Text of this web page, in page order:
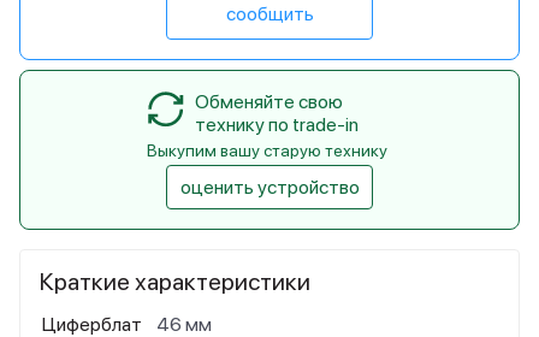
Краткие характеристики
Циферблат
46 мм
сообщить
Обменяйте свою
технику по trade-in
Выкупим вашу старую технику
оценить устройство